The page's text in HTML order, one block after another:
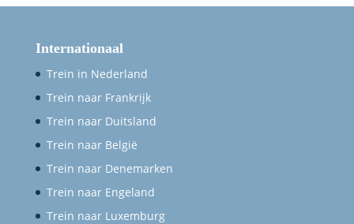
Internationaal
Trein in Nederland
Trein naar Frankrijk
Trein naar Duitsland
Trein naar België
Trein naar Denemarken
Trein naar Engeland
Trein naar Luxemburg